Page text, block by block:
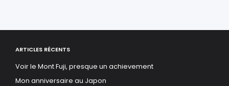
ARTICLES RÉCENTS
Voir le Mont Fuji, presque un achievement
Mon anniversaire au Japon